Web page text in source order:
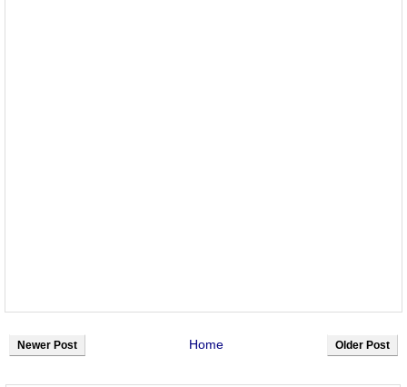
Newer Post Older Post
Home